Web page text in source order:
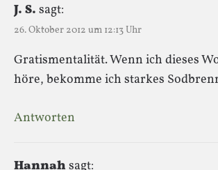
J. S. sagt:
26. Oktober 2012 um 12:13 Uhr
Gratismentalität. Wenn ich dieses
höre, bekomme ich starkes
Antworten
Hannah sagt: